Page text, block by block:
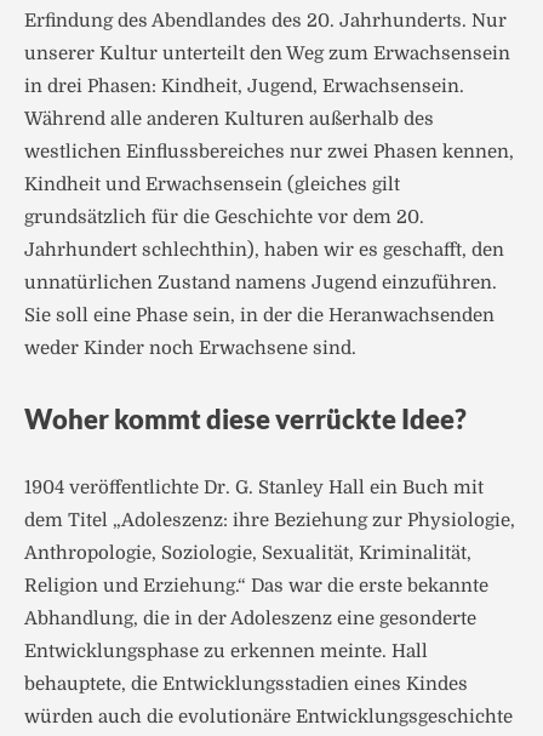
Erfindung des Abendlandes des 20. Jahrhunderts. Nur
unserer Kultur unterteilt den Weg zum Erwachsensein
in drei Phasen: Kindheit, Jugend, Erwachsensein.
Während alle anderen Kulturen außerhalb des
westlichen Einflussbereiches nur zwei Phasen kennen,
Kindheit und Erwachsensein (gleiches gilt
grundsätzlich für die Geschichte vor dem 20.
Jahrhundert schlechthin), haben wir es geschafft, den
unnatürlichen Zustand namens Jugend einzuführen.
Sie soll eine Phase sein, in der die Heranwachsenden
weder Kinder noch Erwachsene sind.
Woher kommt diese verrückte Idee?
1904 veröffentlichte Dr. G. Stanley Hall ein Buch mit
dem Titel „Adoleszenz: ihre Beziehung zur Physiologie,
Anthropologie, Soziologie, Sexualität, Kriminalität,
Religion und Erziehung.“ Das war die erste bekannte
Abhandlung, die in der Adoleszenz eine gesonderte
Entwicklungsphase zu erkennen meinte. Hall
behauptete, die Entwicklungsstadien eines Kindes
würden auch die evolutionäre Entwicklungsgeschichte